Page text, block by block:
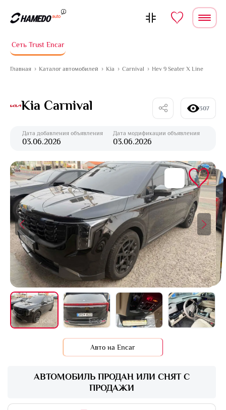
Сеть Trust Encar
Главная Каталог автомобилей Kia Carnival Hev 9 Seater X Line
Kia Carnival 307
Дата добавления объявления
03.06.2026
Дата модификации объявления
03.06.2026
АВТОМОБИЛЬ ПРОДАН ИЛИ СНЯТ С
ПРОДАЖИ
Авто на Encar